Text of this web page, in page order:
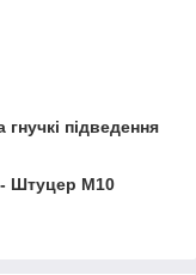
підведення
- Штуцер М10